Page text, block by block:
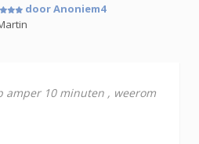
door Anoniem4
amper 10 minuten , weerom